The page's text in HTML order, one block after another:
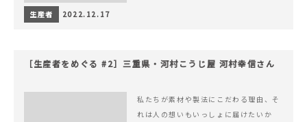
生産者 2022.12.17
［生産者をめぐる #2］三重県・河村こうじ屋 河村幸信さん
私たちが素材や製法にこだわる理由、そ
れは人の想いもいっしょに届けたいか